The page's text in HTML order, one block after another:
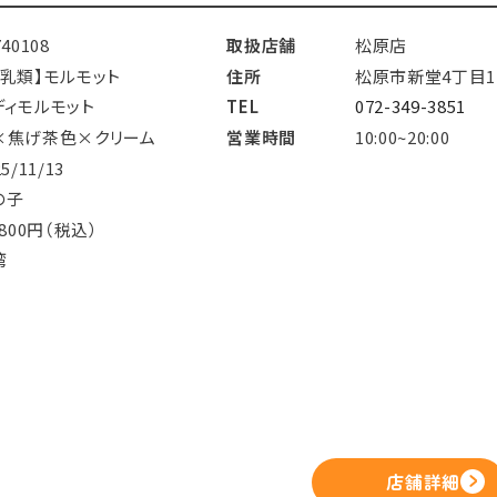
類】モルモット
モルモット
げ茶色×クリーム
11/13
子
円（税込）
取扱店舗
松原店
住所
松原市新堂4丁目
TEL
072-349-3851
営業時間
10:00~20:00
店舗詳細